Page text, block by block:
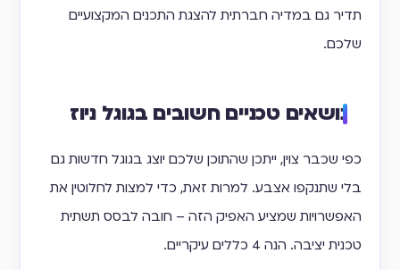
תדיר גם במדיה חברתית להצגת התכנים המקצועיים
שלכם.
נושאים טכניים חשובים בגוגל ניוז
כפי שכבר צוין, ייתכן שהתוכן שלכם יוצג בגוגל חדשות גם
בלי שתנקפו אצבע. למרות זאת, כדי למצות לחלוטין את
האפשרויות שמציע האפיק הזה – חובה לבסס תשתית
טכנית יציבה. הנה 4 כללים עיקריים.